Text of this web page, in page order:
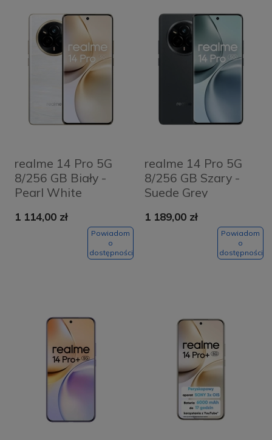
realme 14 Pro 5G
8/256 GB Biały -
Pearl White
1 114,00 zł
Powiadom
o
dostępności
realme 14 Pro 5G
8/256 GB Szary -
Suede Grey
1 189,00 zł
Powiadom
o
dostępności